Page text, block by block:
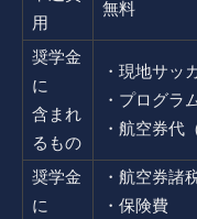
用
無料
奨学金
に
含まれ
るもの
・現地サッ
・プログラ
・航空券代
奨学金
に
・航空券諸
・保険費